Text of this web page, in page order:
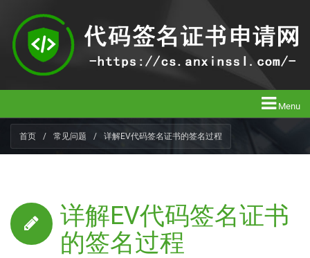
Menu
首页 / 常见问题 / 详解EV代码签名证书的签名过程
详解EV代码签名证书
的签名过程